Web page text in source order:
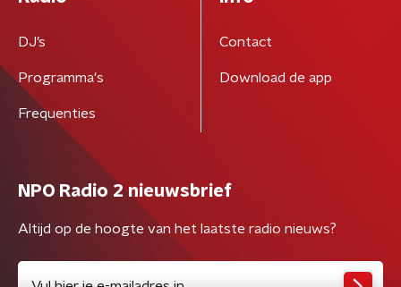
DJ’s
Programma's
Frequenties
Contact
Download de app
NPO Radio 2 nieuwsbrief
Altijd op de hoogte van het laatste radio nieuws?